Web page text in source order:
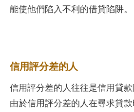
能使他們陷入不利的借貸陷阱。
信用評分差的人
信用評分差的人往往是信用貸款
由於信用評分差的人在尋求貸